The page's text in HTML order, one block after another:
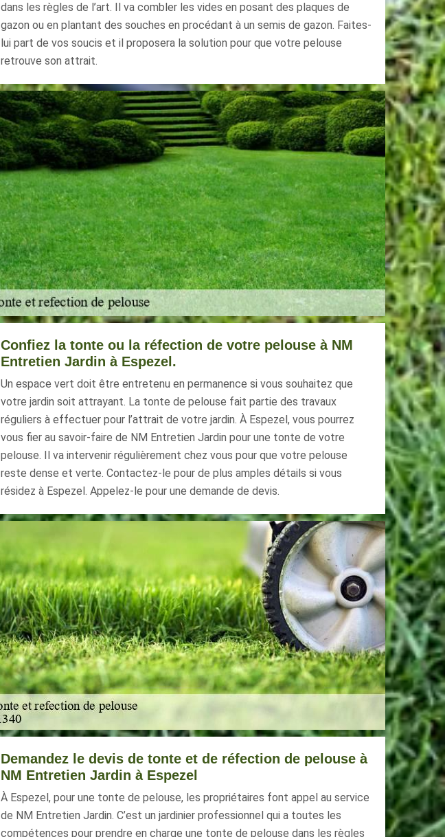
dans les règles de l’art. Il va combler les vides en posant des plaques de
gazon ou en plantant des souches en procédant à un semis de gazon. Faites-
lui part de vos soucis et il proposera la solution pour que votre pelouse
retrouve son attrait.
Confiez la tonte ou la réfection de votre pelouse à NM
Entretien Jardin à Espezel.
Un espace vert doit être entretenu en permanence si vous souhaitez que
votre jardin soit attrayant. La tonte de pelouse fait partie des travaux
réguliers à effectuer pour l’attrait de votre jardin. À Espezel, vous pourrez
vous fier au savoir-faire de NM Entretien Jardin pour une tonte de votre
pelouse. Il va intervenir régulièrement chez vous pour que votre pelouse
reste dense et verte. Contactez-le pour de plus amples détails si vous
résidez à Espezel. Appelez-le pour une demande de devis.
Demandez le devis de tonte et de réfection de pelouse à
NM Entretien Jardin à Espezel
À Espezel, pour une tonte de pelouse, les propriétaires font appel au service
de NM Entretien Jardin. C’est un jardinier professionnel qui a toutes les
compétences pour prendre en charge une tonte de pelouse dans les règles